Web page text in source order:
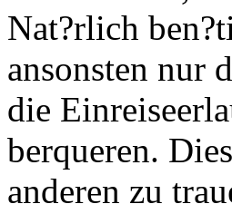
Nat?rlich
ansonsten nur
die
berqueren.
anderen zu